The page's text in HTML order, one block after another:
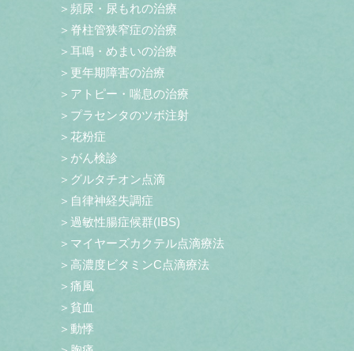
＞頻尿・尿もれの治療
＞脊柱管狭窄症の治療
＞耳鳴・めまいの治療
＞更年期障害の治療
＞アトピー・喘息の治療
＞プラセンタのツボ注射
＞花粉症
＞がん検診
＞グルタチオン点滴
＞自律神経失調症
＞過敏性腸症候群(IBS)
＞マイヤーズカクテル点滴療法
＞高濃度ビタミンC点滴療法
＞痛風
＞貧血
＞動悸